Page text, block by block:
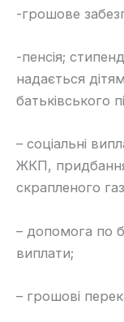
-грошове
-пенсія;
надається
батьківського
– соціальні
ЖКП,
скрапленого
– допомога по
виплати;
– грошові